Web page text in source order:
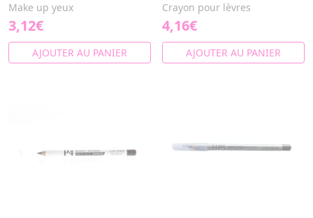
Make up yeux
3,12€
AJOUTER AU PANIER
Crayon pour lèvres
4,16€
AJOUTER AU PANIER